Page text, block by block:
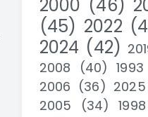
2000 (46)
(45) 2022
2024 (42)
2008
(40) 1993
2006 (36) 2025
2005
(34) 1998